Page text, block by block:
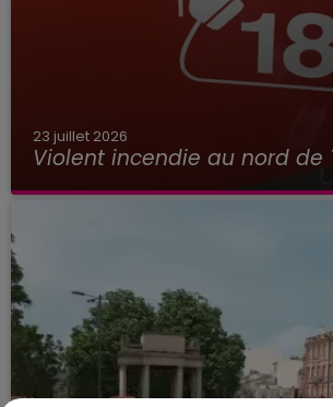
23 juillet 2026
Violent incendie au nord de